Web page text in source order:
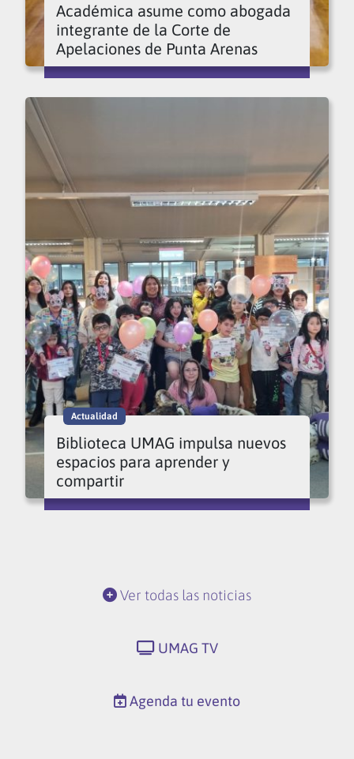
Académica asume como abogada
integrante de la Corte de
Apelaciones de Punta Arenas
Actualidad
Biblioteca UMAG impulsa nuevos
espacios para aprender y
compartir
Ver todas las noticias
UMAG TV
Agenda tu evento